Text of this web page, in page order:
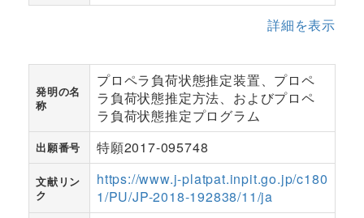
詳細を表示
発明の名
称
プロペラ負荷状態推定装置、プロペ
ラ負荷状態推定方法、およびプロペ
ラ負荷状態推定プログラム
出願番号 特願2017-095748
文献リン
ク
https://www.j-platpat.inpit.go.jp/c180
1/PU/JP-2018-192838/11/ja